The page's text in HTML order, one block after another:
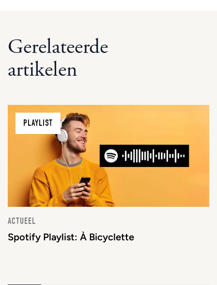
Gerelateerde
artikelen
PLAYLIST
ACTUEEL
Spotify Playlist: À Bicyclette